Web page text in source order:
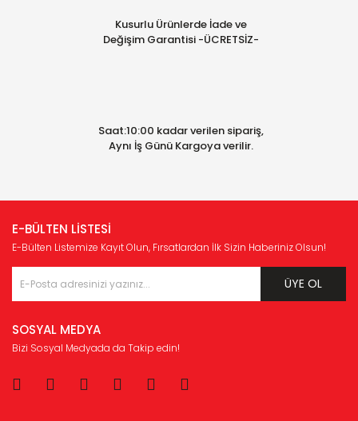
Kusurlu Ürünlerde İade ve
Değişim Garantisi -ÜCRETSİZ-
Saat:10:00 kadar verilen sipariş,
Aynı İş Günü Kargoya verilir.
E-BÜLTEN LİSTESİ
E-Bülten Listemize Kayıt Olun, Fırsatlardan İlk Sizin Haberiniz Olsun!
ÜYE OL
SOSYAL MEDYA
Bizi Sosyal Medyada da Takip edin!